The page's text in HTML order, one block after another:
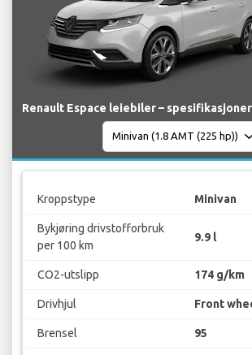
Renault Espace leiebiler – spesifikasjoner
Kroppstype Minivan
Bykjøring drivstofforbruk
per 100 km
9.9 l
CO2-utslipp 174 g/km
Drivhjul Front
Brensel 95